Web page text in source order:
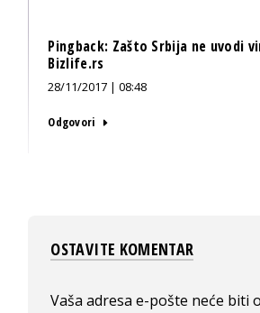
Pingback: Zašto Srbija ne uvodi
Bizlife.rs
28/11/2017 | 08:48
Odgovori
OSTAVITE KOMENTAR
Vaša adresa e-pošte neće biti